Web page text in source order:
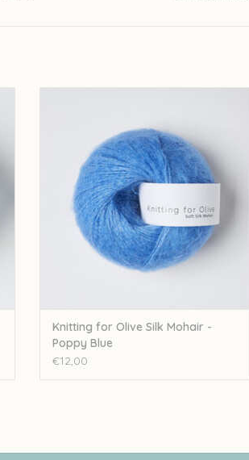
TOEVOEGEN AAN WINKELWAGEN
Knitting for Olive Silk Mohair -
Poppy Blue
€12,00